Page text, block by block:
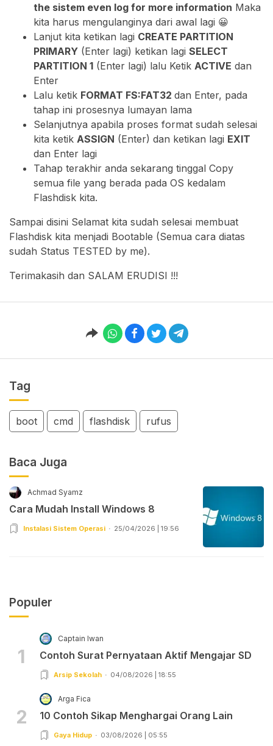
the sistem even log for more information Maka
kita harus mengulanginya dari awal lagi 😀
Lanjut kita ketikan lagi CREATE PARTITION
PRIMARY (Enter lagi) ketikan lagi SELECT
PARTITION 1 (Enter lagi) lalu Ketik ACTIVE dan
Enter
Lalu ketik FORMAT FS:FAT32 dan Enter, pada
tahap ini prosesnya lumayan lama
Selanjutnya apabila proses format sudah selesai
kita ketik ASSIGN (Enter) dan ketikan lagi EXIT
dan Enter lagi
Tahap terakhir anda sekarang tinggal Copy
semua file yang berada pada OS kedalam
Flashdisk kita.
Sampai disini Selamat kita sudah selesai membuat
Flashdisk kita menjadi Bootable (Semua cara diatas
sudah Status TESTED by me).
Terimakasih dan SALAM ERUDISI !!!
Tag
boot cmd flashdisk rufus
Baca Juga
Achmad Syamz
Cara Mudah Install Windows 8
Instalasi Sistem Operasi 25/04/2026 | 19:56
Populer
1
Captain Iwan
Contoh Surat Pernyataan Aktif Mengajar SD
Arsip Sekolah 04/08/2026 | 18:55
2
Arga Fica
10 Contoh Sikap Menghargai Orang Lain
Gaya Hidup 03/08/2026 | 05:55